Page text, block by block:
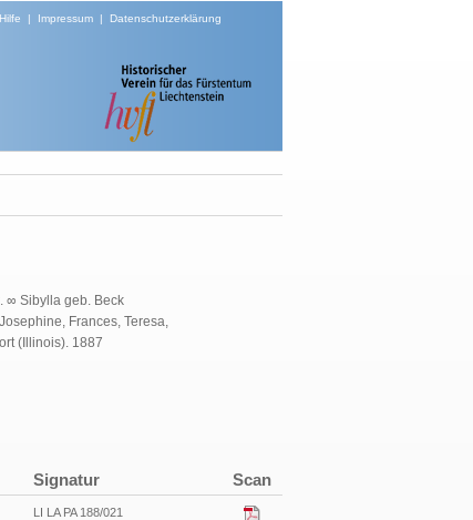
Hilfe | Impressum| Datenschutzerklärung
∞ Sibylla geb. Beck
Frances, Teresa,
(Illinois). 1887
Signatur Scan
LI LA PA 188/021